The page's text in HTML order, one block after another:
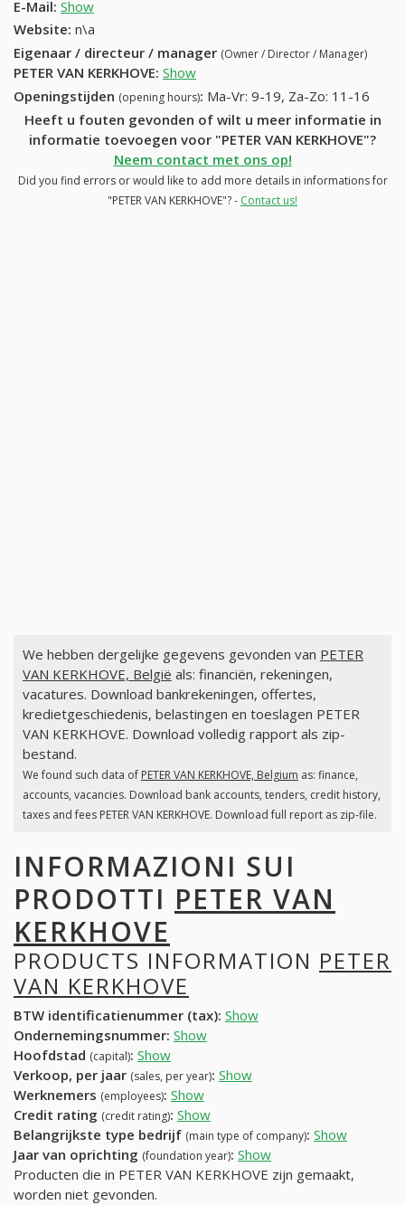
E-Mail: Show
Website: n\a
Eigenaar / directeur / manager (Owner / Director / Manager)
PETER VAN KERKHOVE: Show
Openingstijden (opening hours): Ma-Vr: 9-19, Za-Zo: 11-16
Heeft u fouten gevonden of wilt u meer informatie in
informatie toevoegen voor "PETER VAN KERKHOVE"?
Neem contact met ons op!
Did you find errors or would like to add more details in informations for
"PETER VAN KERKHOVE"? - Contact us!
We hebben dergelijke gegevens gevonden van PETER
VAN KERKHOVE, België als: financiën, rekeningen,
vacatures. Download bankrekeningen, offertes,
kredietgeschiedenis, belastingen en toeslagen PETER
VAN KERKHOVE. Download volledig rapport als zip-
bestand.
We found such data of PETER VAN KERKHOVE, Belgium as: finance,
accounts, vacancies. Download bank accounts, tenders, credit history,
taxes and fees PETER VAN KERKHOVE. Download full report as zip-file.
INFORMAZIONI SUI
PRODOTTI PETER VAN
KERKHOVE
PRODUCTS INFORMATION PETER
VAN KERKHOVE
BTW identificatienummer (tax): Show
Ondernemingsnummer: Show
Hoofdstad (capital): Show
Verkoop, per jaar (sales, per year): Show
Werknemers (employees): Show
Credit rating (credit rating): Show
Belangrijkste type bedrijf (main type of company): Show
Jaar van oprichting (foundation year): Show
Producten die in PETER VAN KERKHOVE zijn gemaakt,
worden niet gevonden.